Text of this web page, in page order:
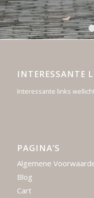
INTERESSANTE
Interessante links
PAGINA’S
Algemene
Blog
Cart